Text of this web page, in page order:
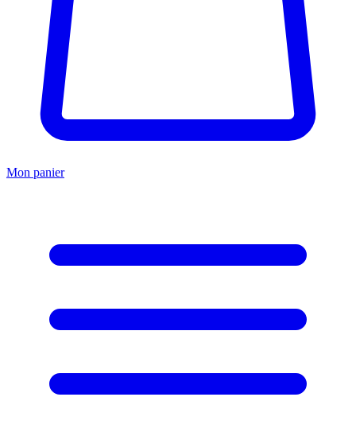
Mon panier